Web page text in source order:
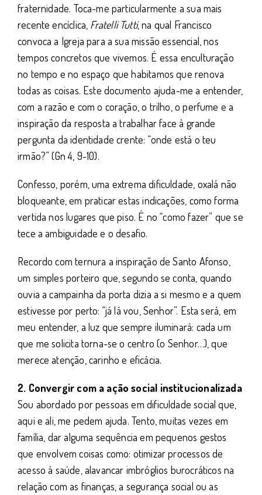
fraternidade. Toca-me particularmente a sua mais
recente encíclica, Fratelli Tutti, na qual Francisco
convoca a Igreja para a sua missão essencial, nos
tempos concretos que vivemos. É essa enculturação
no tempo e no espaço que habitamos que renova
todas as coisas. Este documento ajuda-me a entender,
com a razão e com o coração, o trilho, o perfume e a
inspiração da resposta a trabalhar face à grande
pergunta da identidade crente: “onde está o teu
irmão?” (Gn 4, 9-10).
Confesso, porém, uma extrema dificuldade, oxalá não
bloqueante, em praticar estas indicações, como forma
vertida nos lugares que piso. É no “como fazer” que se
tece a ambiguidade e o desafio.
Recordo com ternura a inspiração de Santo Afonso,
um simples porteiro que, segundo se conta, quando
ouvia a campainha da porta dizia a si mesmo e a quem
estivesse por perto: “já lá vou, Senhor”. Esta será, em
meu entender, a luz que sempre iluminará: cada um
que me solicita torna-se o centro (o Senhor…), que
merece atenção, carinho e eficácia.
2. Convergir com a ação social institucionalizada
Sou abordado por pessoas em dificuldade social que,
aqui e ali, me pedem ajuda. Tento, muitas vezes em
família, dar alguma sequência em pequenos gestos
que envolvem coisas como: otimizar processos de
acesso à saúde, alavancar imbróglios burocráticos na
relação com as finanças, a segurança social ou as